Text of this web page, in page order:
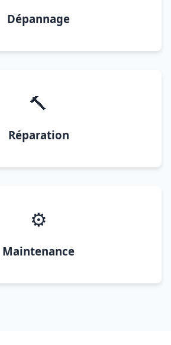
Dépannage
🔨
Réparation
⚙️
Maintenance